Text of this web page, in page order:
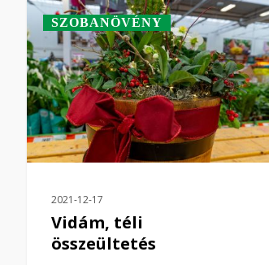
SZOBANÖVÉNY
2021-12-17
Vidám, téli
összeültetés